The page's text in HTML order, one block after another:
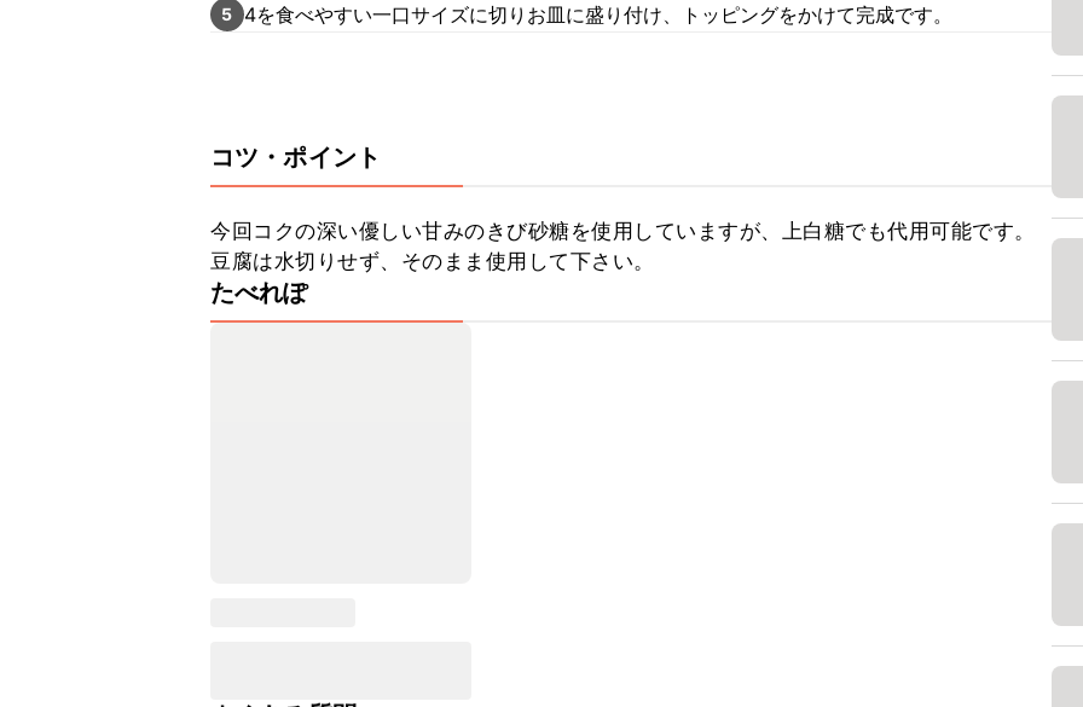
5 4を食べやすい一口サイズに切りお皿に盛り付け、トッピングをかけて完成です。
コツ・ポイント
今回コクの深い優しい甘みのきび砂糖を使用していますが、上白糖でも代用可能です。
豆腐は水切りせず、そのまま使用して下さい。
たべれぽ